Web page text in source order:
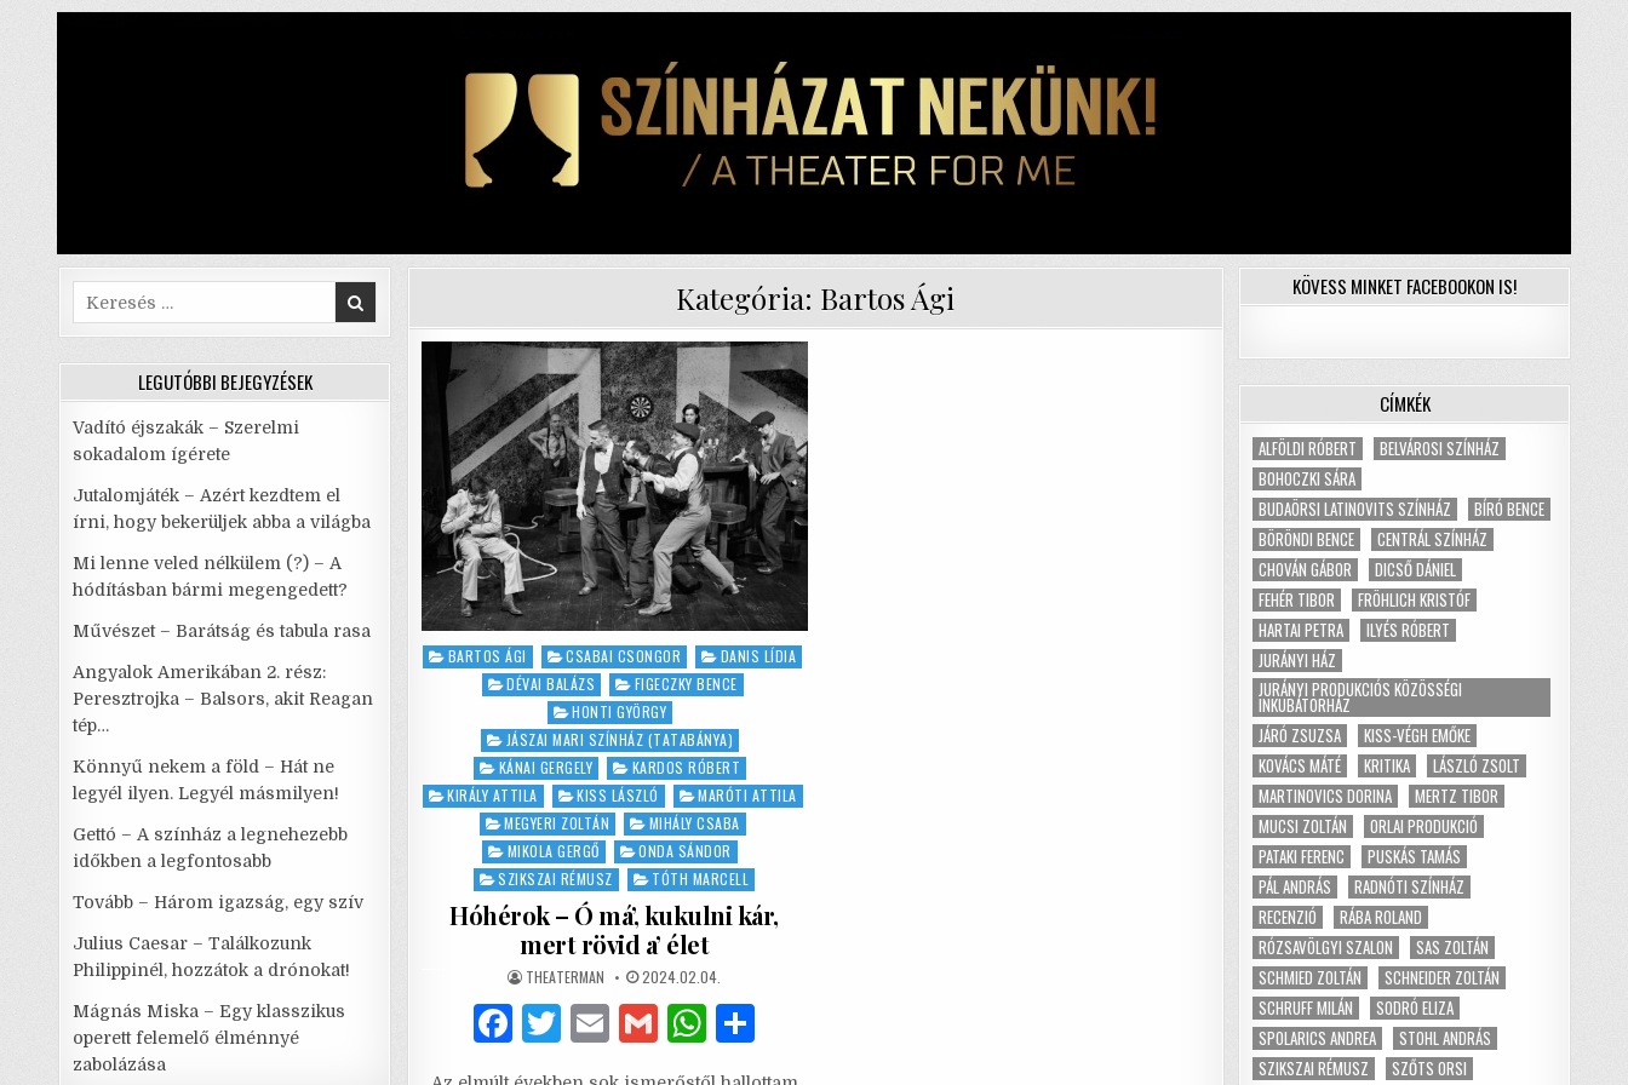
Kategória: Bartos Ági
Posted
BARTOS ÁGI CSABAI CSONGOR
DANIS LÍDIA
DÉVAI BALÁZS
FIGECZKY BENCE
HONTI GYÖRGY
JÁSZAI MARI SZÍNHÁZ (TATABÁNYA)
KÁNAI GERGELY
KARDOS RÓBERT
KIRÁLY ATTILA
KISS LÁSZLÓ
MARÓTI ATTILA
MEGYERI ZOLTÁN
MIHÁLY CSABA
MIKOLA GERGŐ
ONDA SÁNDOR
SZIKSZAI RÉMUSZ
TÓTH MARCELL
Hóhérok – Ó má’, kukulni kár,
mert rövid a’ élet
AUTHOR:
THEATERMAN PUBLISHED
DATE:
2024.02.04.
F T E G W
Search
for:
LEGUTÓBBI BEJEGYZÉSEK
Vadító éjszakák – Szerelmi
sokadalom ígérete
Jutalomjáték – Azért kezdtem el
írni, hogy bekerüljek abba a világba
Mi lenne veled nélkülem (?) – A
hódításban bármi megengedett?
Művészet – Barátság és tabula rasa
Angyalok Amerikában 2. rész:
Peresztrojka – Balsors, akit Reagan
tép…
Könnyű nekem a föld – Hát ne
legyél ilyen. Legyél másmilyen!
Gettó – A színház a legnehezebb
időkben a legfontosabb
Tovább – Három igazság, egy szív
Julius Caesar – Találkozunk
Philippinél, hozzátok a drónokat!
Mágnás Miska – Egy klasszikus
operett felemelő élménnyé
zabolázása
KÖVESS MINKET FACEBOOKON IS!
CÍMKÉK
ALFÖLDI RÓBERT
BELVÁROSI SZÍNHÁZ
BOHOCZKI SÁRA
BUDAÖRSI LATINOVITS SZÍNHÁZ
BÍRÓ BENCE
BÖRÖNDI BENCE
CENTRÁL SZÍNHÁZ
CHOVÁN GÁBOR
DICSŐ DÁNIEL
FEHÉR TIBOR
FRÖHLICH KRISTÓF
HARTAI PETRA
ILYÉS RÓBERT
JURÁNYI HÁZ
JURÁNYI PRODUKCIÓS KÖZÖSSÉGI
INKUBÁTORHÁZ
JÁRÓ ZSUZSA
KISS-VÉGH EMŐKE
KOVÁCS MÁTÉ
KRITIKA
LÁSZLÓ ZSOLT
MARTINOVICS DORINA
MERTZ TIBOR
MUCSI ZOLTÁN
ORLAI PRODUKCIÓ
PATAKI FERENC
PUSKÁS TAMÁS
PÁL ANDRÁS
RADNÓTI SZÍNHÁZ
RECENZIÓ
RÁBA ROLAND
RÓZSAVÖLGYI SZALON
SAS ZOLTÁN
SCHMIED ZOLTÁN
SCHNEIDER ZOLTÁN
SCHRUFF MILÁN
SODRÓ ELIZA
SPOLARICS ANDREA
STOHL ANDRÁS
SZIKSZAI RÉMUSZ
SZŐTS ORSI